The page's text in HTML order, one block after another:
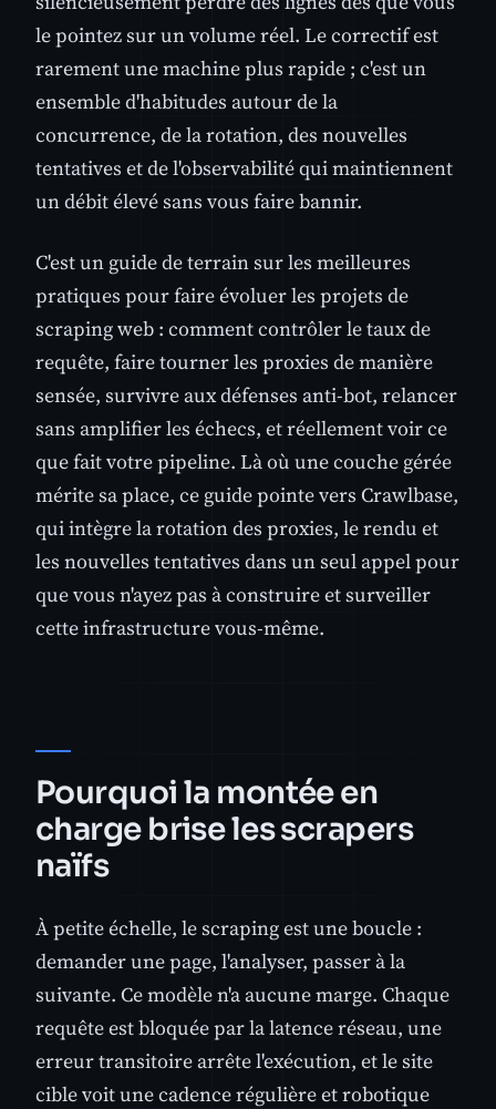
le pointez sur un volume réel. Le correctif est
rarement une machine plus rapide ; c'est un
ensemble d'habitudes autour de la
concurrence, de la rotation, des nouvelles
tentatives et de l'observabilité qui maintiennent
un débit élevé sans vous faire bannir.
C'est un guide de terrain sur les meilleures
pratiques pour faire évoluer les projets de
scraping web : comment contrôler le taux de
requête, faire tourner les proxies de manière
sensée, survivre aux défenses anti-bot, relancer
sans amplifier les échecs, et réellement voir ce
que fait votre pipeline. Là où une couche gérée
mérite sa place, ce guide pointe vers Crawlbase,
qui intègre la rotation des proxies, le rendu et
les nouvelles tentatives dans un seul appel pour
que vous n'ayez pas à construire et surveiller
cette infrastructure vous-même.
Pourquoi la montée en
charge brise les scrapers
naïfs
À petite échelle, le scraping est une boucle :
demander une page, l'analyser, passer à la
suivante. Ce modèle n'a aucune marge. Chaque
requête est bloquée par la latence réseau, une
erreur transitoire arrête l'exécution, et le site
cible voit une cadence régulière et robotique